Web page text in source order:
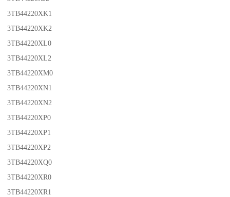
3TB44220XK1
3TB44220XK2
3TB44220XL0
3TB44220XL2
3TB44220XM0
3TB44220XN1
3TB44220XN2
3TB44220XP0
3TB44220XP1
3TB44220XP2
3TB44220XQ0
3TB44220XR0
3TB44220XR1